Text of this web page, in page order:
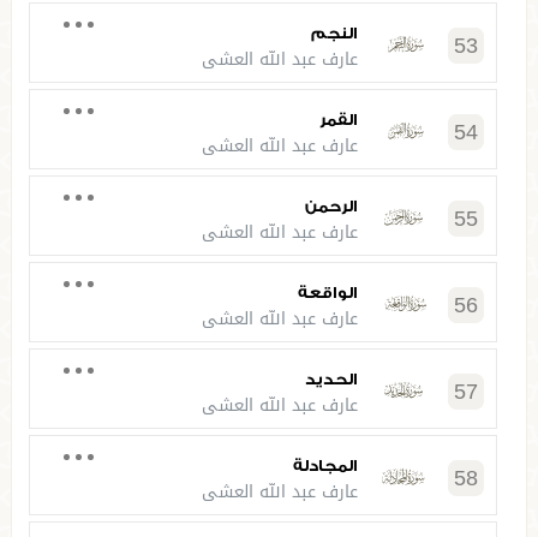
53 النجم
عارف عبد الله العشي
54 القمر
عارف عبد الله العشي
55 الرحمن
عارف عبد الله العشي
56 الواقعة
عارف عبد الله العشي
57 الحديد
عارف عبد الله العشي
58 المجادلة
عارف عبد الله العشي